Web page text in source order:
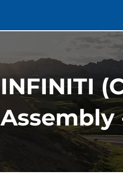
INFINITI